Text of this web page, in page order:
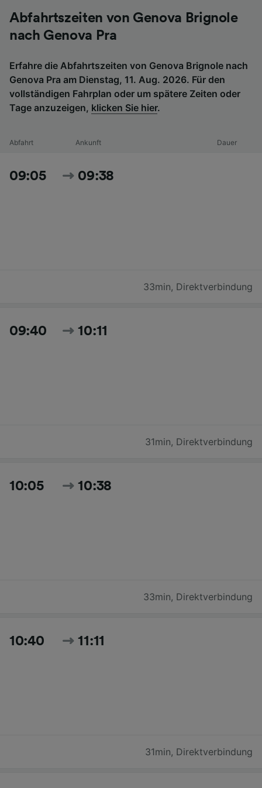
Abfahrtszeiten von Genova Brignole
nach Genova Pra
Erfahre die Abfahrtszeiten von Genova Brignole nach
Genova Pra am Dienstag, 11. Aug. 2026. Für den
vollständigen Fahrplan oder um spätere Zeiten oder
Tage anzuzeigen, klicken Sie hier.
Abfahrt Ankunft Dauer
09:05 09:38
33min, Direktverbindung
09:40 10:11
31min, Direktverbindung
10:05 10:38
33min, Direktverbindung
10:40 11:11
31min, Direktverbindung